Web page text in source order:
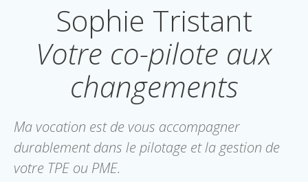
Sophie Tristant
Votre co-pilote aux
changements
Ma vocation est de vous accompagner
durablement dans le pilotage et la gestion de
votre TPE ou PME.